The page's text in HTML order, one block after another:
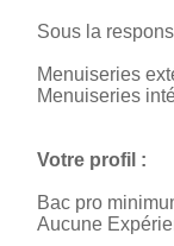
Sous la
Menuiseries
Menuiseries
Votre profil :
Bac pro
Aucune